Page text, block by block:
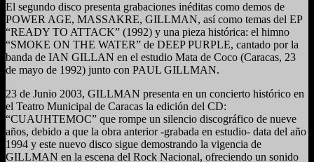
El segundo disco presenta grabaciones inéditas como demos de
POWER AGE, MASSAKRE, GILLMAN, así como temas del EP
“READY TO ATTACK” (1992) y una pieza histórica: el himno
“SMOKE ON THE WATER” de DEEP PURPLE, cantado por la
banda de IAN GILLAN en el estudio Mata de Coco (Caracas, 23
de mayo de 1992) junto con PAUL GILLMAN.
23 de Junio 2003, GILLMAN presenta en un concierto histórico en
el Teatro Municipal de Caracas la edición del CD:
“CUAUHTEMOC” que rompe un silencio discográfico de nueve
años, debido a que la obra anterior -grabada en estudio- data del año
1994 y este nuevo disco sigue demostrando la vigencia de
GILLMAN en la escena del Rock Nacional, ofreciendo un sonido